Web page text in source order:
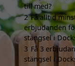
till med?
2 Få alltid
erbjudanden
stängsel i
3 Få 3
stängsel i